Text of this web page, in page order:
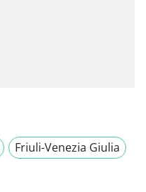
Friuli-Venezia Giulia